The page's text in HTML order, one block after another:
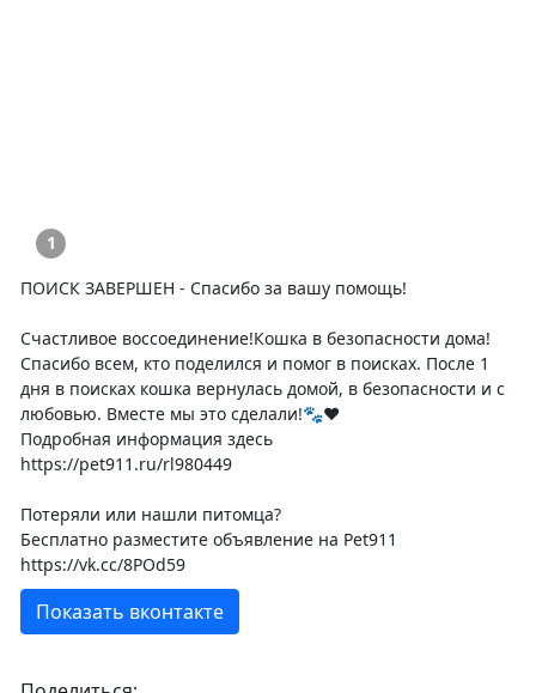
1
ПОИСК ЗАВЕРШЕН - Спасибо за вашу помощь!
Счастливое воссоединение!Кошка в безопасности дома!
Спасибо всем, кто поделился и помог в поисках. После 1
дня в поисках кошка вернулась домой, в безопасности и с
любовью. Вместе мы это сделали!🐾❤️
Подробная информация здесь
https://pet911.ru/rl980449
Потеряли или нашли питомца?
Бесплатно разместите объявление на Pet911
https://vk.cc/8POd59
Показать вконтакте